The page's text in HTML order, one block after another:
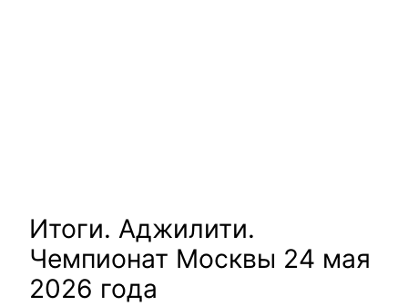
Итоги. Аджилити.
Чемпионат Москвы 24 мая
2026 года